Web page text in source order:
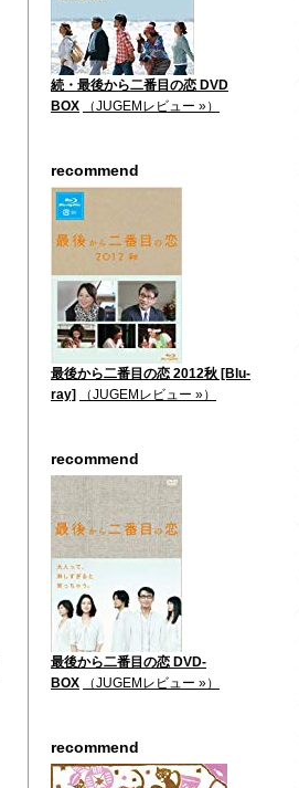
続・最後から二番目の恋 DVD
BOX
（JUGEMレビュー »）
recommend
最後から二番目の恋 2012秋 [Blu-
ray]
（JUGEMレビュー »）
recommend
最後から二番目の恋 DVD-
BOX
（JUGEMレビュー »）
recommend